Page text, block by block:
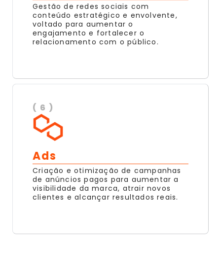
Gestão de redes sociais com
conteúdo estratégico e envolvente,
voltado para aumentar o
engajamento e fortalecer o
relacionamento com o público.
( 6 )
Ads
Criação e otimização de campanhas
de anúncios pagos para aumentar a
visibilidade da marca, atrair novos
clientes e alcançar resultados reais.